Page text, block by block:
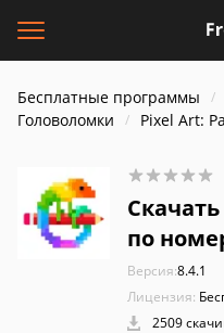
Бесплатные программы
Головоломки
Pixel Art:
по
Версия:8.4.1
Лицензия:
2509